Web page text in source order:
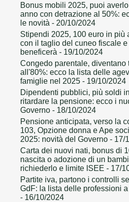
Bonus mobili 2025, puoi
anno con detrazione al 50%:
le novità - 20/10/2024
Stipendi 2025, 100 euro in più
con il taglio del cuneo fiscale
beneficerà - 19/10/2024
Congedo parentale, diventano
all'80%: ecco la lista delle
famiglie nel 2025 - 19/10/2024
Dipendenti pubblici, più soldi
ritardare la pensione: ecco i
Governo - 18/10/2024
Pensione anticipata, verso la
103, Opzione donna e Ape
2025: novità del Governo - 17/
Carta dei nuovi nati, bonus di
nascita o adozione di un
richiederlo e limite ISEE - 17/
Partite iva, partono i controlli
GdF: la lista delle professioni
- 16/10/2024